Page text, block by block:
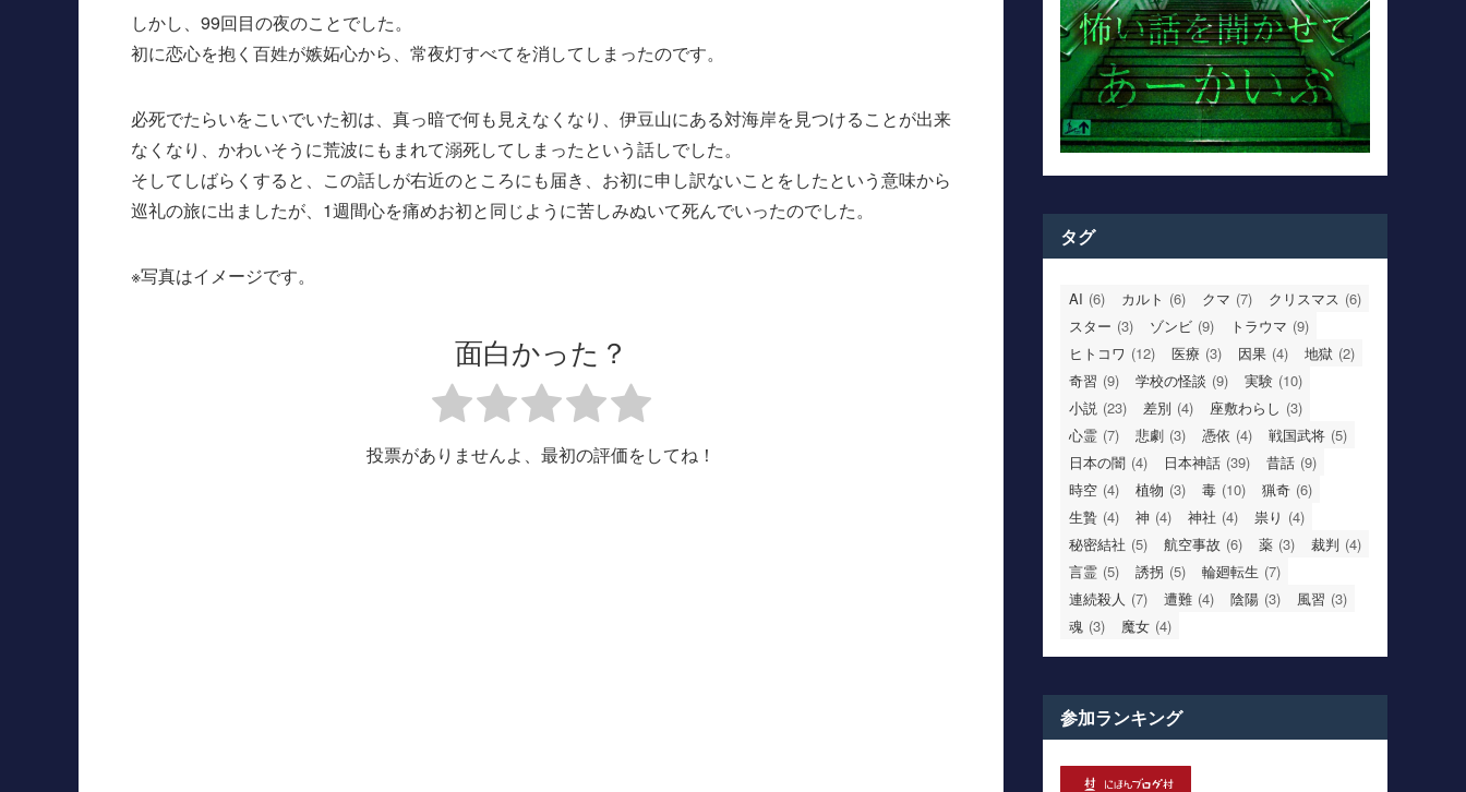
しかし、99回目の夜のことでした。
初に恋心を抱く百姓が嫉妬心から、常夜灯すべてを消してしまったのです。
必死でたらいをこいでいた初は、真っ暗で何も見えなくなり、伊豆山にある対海岸を見つけることが出来
なくなり、かわいそうに荒波にもまれて溺死してしまったという話しでした。
そしてしばらくすると、この話しが右近のところにも届き、お初に申し訳ないことをしたという意味から
巡礼の旅に出ましたが、1週間心を痛めお初と同じように苦しみぬいて死んでいったのでした。
※写真はイメージです。
面白かった？
投票がありませんよ、最初の評価をしてね！
タグ
AI (6) カルト (6) クマ (7) クリスマス (6)
スター (3) ゾンビ (9) トラウマ (9)
ヒトコワ (12) 医療 (3) 因果 (4) 地獄 (2)
奇習 (9) 学校の怪談 (9) 実験 (10)
小説 (23) 差別 (4) 座敷わらし (3)
心霊 (7) 悲劇 (3) 憑依 (4) 戦国武将 (5)
日本の闇 (4) 日本神話 (39) 昔話 (9)
時空 (4) 植物 (3) 毒 (10) 猟奇 (6)
生贄 (4) 神 (4) 神社 (4) 祟り (4)
秘密結社 (5) 航空事故 (6) 薬 (3) 裁判 (4)
言霊 (5) 誘拐 (5) 輪廻転生 (7)
連続殺人 (7) 遭難 (4) 陰陽 (3) 風習 (3)
魂 (3) 魔女 (4)
参加ランキング